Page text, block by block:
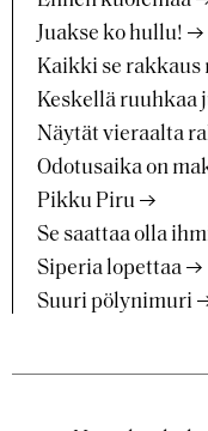
Juakse ko hullu!
Kaikki se
Keskellä ruuhkaa
Näytät vieraalta
Odotusaika on
Pikku Piru
Se saattaa olla
Siperia lopettaa
Suuri pölynimuri